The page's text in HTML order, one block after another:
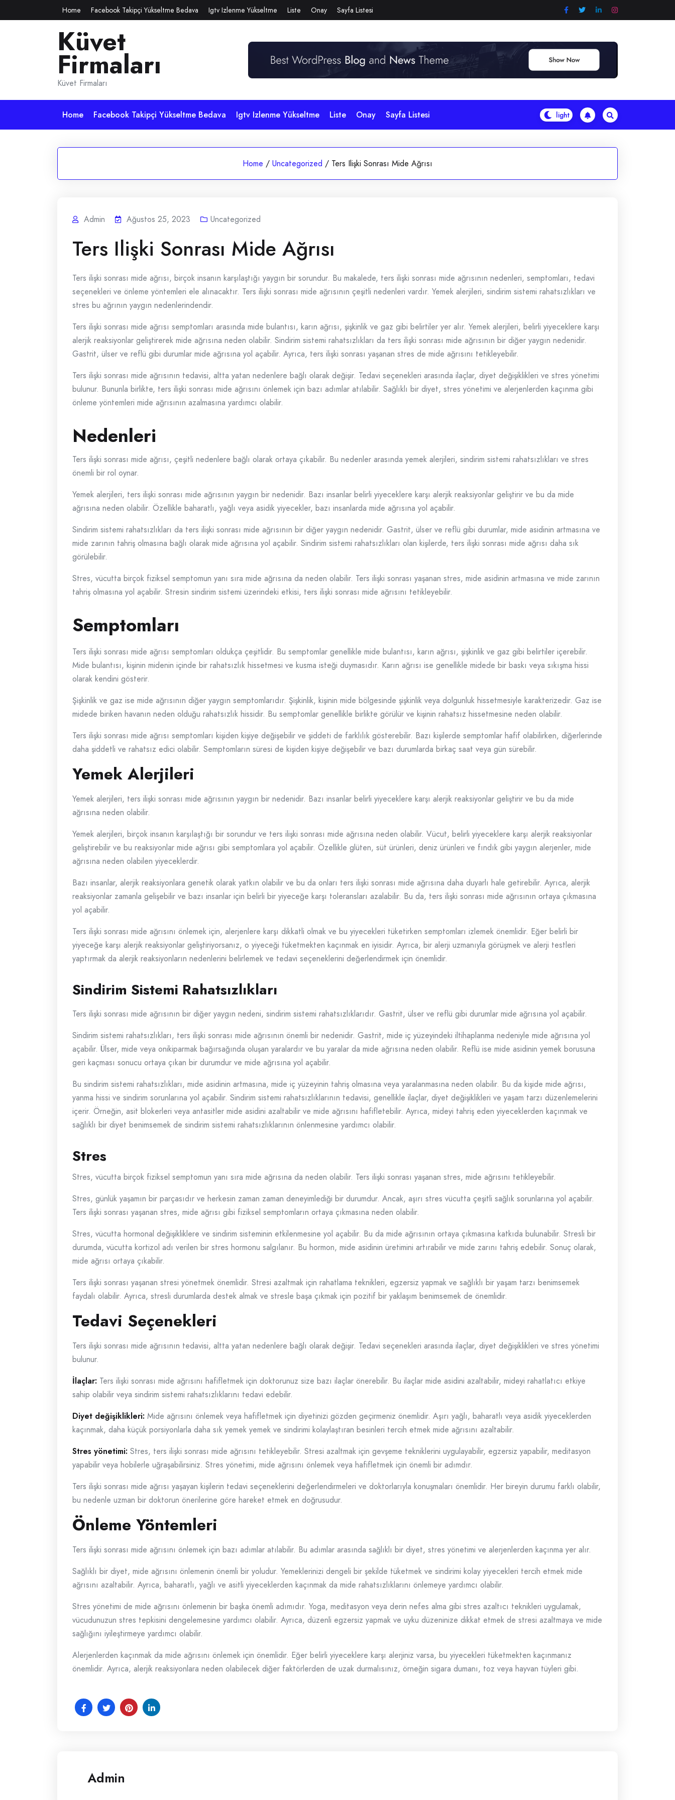
to
Home Facebook Takipçi Yükseltme Bedava Igtv Izlenme Yükseltme Liste Onay Sayfa Listesi
Küvet
Firmaları
Küvet Firmaları
Home Facebook Takipçi Yükseltme Bedava Igtv Izlenme Yükseltme Liste Onay Sayfa Listesi
Home / Uncategorized / Ters Ilişki Sonrası Mide Ağrısı
Admin Ağustos 25, 2023 Uncategorized
Ters Ilişki Sonrası Mide Ağrısı
Ters ilişki sonrası mide ağrısı, birçok insanın karşılaştığı yaygın bir sorundur. Bu makalede, ters ilişki sonrası mide ağrısının nedenleri, semptomları, tedavi
seçenekleri ve önleme yöntemleri ele alınacaktır. Ters ilişki sonrası mide ağrısının çeşitli nedenleri vardır. Yemek alerjileri, sindirim sistemi rahatsızlıkları ve
stres bu ağrının yaygın nedenlerindendir.
Ters ilişki sonrası mide ağrısı semptomları arasında mide bulantısı, karın ağrısı, şişkinlik ve gaz gibi belirtiler yer alır. Yemek alerjileri, belirli yiyeceklere karşı
alerjik reaksiyonlar geliştirerek mide ağrısına neden olabilir. Sindirim sistemi rahatsızlıkları da ters ilişki sonrası mide ağrısının bir diğer yaygın nedenidir.
Gastrit, ülser ve reflü gibi durumlar mide ağrısına yol açabilir. Ayrıca, ters ilişki sonrası yaşanan stres de mide ağrısını tetikleyebilir.
Ters ilişki sonrası mide ağrısının tedavisi, altta yatan nedenlere bağlı olarak değişir. Tedavi seçenekleri arasında ilaçlar, diyet değişiklikleri ve stres yönetimi
bulunur. Bununla birlikte, ters ilişki sonrası mide ağrısını önlemek için bazı adımlar atılabilir. Sağlıklı bir diyet, stres yönetimi ve alerjenlerden kaçınma gibi
önleme yöntemleri mide ağrısının azalmasına yardımcı olabilir.
Nedenleri
Ters ilişki sonrası mide ağrısı, çeşitli nedenlere bağlı olarak ortaya çıkabilir. Bu nedenler arasında yemek alerjileri, sindirim sistemi rahatsızlıkları ve stres
önemli bir rol oynar.
Yemek alerjileri, ters ilişki sonrası mide ağrısının yaygın bir nedenidir. Bazı insanlar belirli yiyeceklere karşı alerjik reaksiyonlar geliştirir ve bu da mide
ağrısına neden olabilir. Özellikle baharatlı, yağlı veya asidik yiyecekler, bazı insanlarda mide ağrısına yol açabilir.
Sindirim sistemi rahatsızlıkları da ters ilişki sonrası mide ağrısının bir diğer yaygın nedenidir. Gastrit, ülser ve reflü gibi durumlar, mide asidinin artmasına ve
mide zarının tahriş olmasına bağlı olarak mide ağrısına yol açabilir. Sindirim sistemi rahatsızlıkları olan kişilerde, ters ilişki sonrası mide ağrısı daha sık
görülebilir.
Stres, vücutta birçok fiziksel semptomun yanı sıra mide ağrısına da neden olabilir. Ters ilişki sonrası yaşanan stres, mide asidinin artmasına ve mide zarının
tahriş olmasına yol açabilir. Stresin sindirim sistemi üzerindeki etkisi, ters ilişki sonrası mide ağrısını tetikleyebilir.
Semptomları
Ters ilişki sonrası mide ağrısı semptomları oldukça çeşitlidir. Bu semptomlar genellikle mide bulantısı, karın ağrısı, şişkinlik ve gaz gibi belirtiler içerebilir.
Mide bulantısı, kişinin midenin içinde bir rahatsızlık hissetmesi ve kusma isteği duymasıdır. Karın ağrısı ise genellikle midede bir baskı veya sıkışma hissi
olarak kendini gösterir.
Şişkinlik ve gaz ise mide ağrısının diğer yaygın semptomlarıdır. Şişkinlik, kişinin mide bölgesinde şişkinlik veya dolgunluk hissetmesiyle karakterizedir. Gaz ise
midede biriken havanın neden olduğu rahatsızlık hissidir. Bu semptomlar genellikle birlikte görülür ve kişinin rahatsız hissetmesine neden olabilir.
Ters ilişki sonrası mide ağrısı semptomları kişiden kişiye değişebilir ve şiddeti de farklılık gösterebilir. Bazı kişilerde semptomlar hafif olabilirken, diğerlerinde
daha şiddetli ve rahatsız edici olabilir. Semptomların süresi de kişiden kişiye değişebilir ve bazı durumlarda birkaç saat veya gün sürebilir.
Yemek Alerjileri
Yemek alerjileri, ters ilişki sonrası mide ağrısının yaygın bir nedenidir. Bazı insanlar belirli yiyeceklere karşı alerjik reaksiyonlar geliştirir ve bu da mide
ağrısına neden olabilir.
Yemek alerjileri, birçok insanın karşılaştığı bir sorundur ve ters ilişki sonrası mide ağrısına neden olabilir. Vücut, belirli yiyeceklere karşı alerjik reaksiyonlar
geliştirebilir ve bu reaksiyonlar mide ağrısı gibi semptomlara yol açabilir. Özellikle glüten, süt ürünleri, deniz ürünleri ve fındık gibi yaygın alerjenler, mide
ağrısına neden olabilen yiyeceklerdir.
Bazı insanlar, alerjik reaksiyonlara genetik olarak yatkın olabilir ve bu da onları ters ilişki sonrası mide ağrısına daha duyarlı hale getirebilir. Ayrıca, alerjik
reaksiyonlar zamanla gelişebilir ve bazı insanlar için belirli bir yiyeceğe karşı toleransları azalabilir. Bu da, ters ilişki sonrası mide ağrısının ortaya çıkmasına
yol açabilir.
Ters ilişki sonrası mide ağrısını önlemek için, alerjenlere karşı dikkatli olmak ve bu yiyecekleri tüketirken semptomları izlemek önemlidir. Eğer belirli bir
yiyeceğe karşı alerjik reaksiyonlar geliştiriyorsanız, o yiyeceği tüketmekten kaçınmak en iyisidir. Ayrıca, bir alerji uzmanıyla görüşmek ve alerji testleri
yaptırmak da alerjik reaksiyonların nedenlerini belirlemek ve tedavi seçeneklerini değerlendirmek için önemlidir.
Sindirim Sistemi Rahatsızlıkları
Ters ilişki sonrası mide ağrısının bir diğer yaygın nedeni, sindirim sistemi rahatsızlıklarıdır. Gastrit, ülser ve reflü gibi durumlar mide ağrısına yol açabilir.
Sindirim sistemi rahatsızlıkları, ters ilişki sonrası mide ağrısının önemli bir nedenidir. Gastrit, mide iç yüzeyindeki iltihaplanma nedeniyle mide ağrısına yol
açabilir. Ülser, mide veya onikiparmak bağırsağında oluşan yaralardır ve bu yaralar da mide ağrısına neden olabilir. Reflü ise mide asidinin yemek borusuna
geri kaçması sonucu ortaya çıkan bir durumdur ve mide ağrısına yol açabilir.
Bu sindirim sistemi rahatsızlıkları, mide asidinin artmasına, mide iç yüzeyinin tahriş olmasına veya yaralanmasına neden olabilir. Bu da kişide mide ağrısı,
yanma hissi ve sindirim sorunlarına yol açabilir. Sindirim sistemi rahatsızlıklarının tedavisi, genellikle ilaçlar, diyet değişiklikleri ve yaşam tarzı düzenlemelerini
içerir. Örneğin, asit blokerleri veya antasitler mide asidini azaltabilir ve mide ağrısını hafifletebilir. Ayrıca, mideyi tahriş eden yiyeceklerden kaçınmak ve
sağlıklı bir diyet benimsemek de sindirim sistemi rahatsızlıklarının önlenmesine yardımcı olabilir.
Stres
Stres, vücutta birçok fiziksel semptomun yanı sıra mide ağrısına da neden olabilir. Ters ilişki sonrası yaşanan stres, mide ağrısını tetikleyebilir.
Stres, günlük yaşamın bir parçasıdır ve herkesin zaman zaman deneyimlediği bir durumdur. Ancak, aşırı stres vücutta çeşitli sağlık sorunlarına yol açabilir.
Ters ilişki sonrası yaşanan stres, mide ağrısı gibi fiziksel semptomların ortaya çıkmasına neden olabilir.
Stres, vücutta hormonal değişikliklere ve sindirim sisteminin etkilenmesine yol açabilir. Bu da mide ağrısının ortaya çıkmasına katkıda bulunabilir. Stresli bir
durumda, vücutta kortizol adı verilen bir stres hormonu salgılanır. Bu hormon, mide asidinin üretimini artırabilir ve mide zarını tahriş edebilir. Sonuç olarak,
mide ağrısı ortaya çıkabilir.
Ters ilişki sonrası yaşanan stresi yönetmek önemlidir. Stresi azaltmak için rahatlama teknikleri, egzersiz yapmak ve sağlıklı bir yaşam tarzı benimsemek
faydalı olabilir. Ayrıca, stresli durumlarda destek almak ve stresle başa çıkmak için pozitif bir yaklaşım benimsemek de önemlidir.
Tedavi Seçenekleri
Ters ilişki sonrası mide ağrısının tedavisi, altta yatan nedenlere bağlı olarak değişir. Tedavi seçenekleri arasında ilaçlar, diyet değişiklikleri ve stres yönetimi
bulunur.
İlaçlar: Ters ilişki sonrası mide ağrısını hafifletmek için doktorunuz size bazı ilaçlar önerebilir. Bu ilaçlar mide asidini azaltabilir, mideyi rahatlatıcı etkiye
sahip olabilir veya sindirim sistemi rahatsızlıklarını tedavi edebilir.
Diyet değişiklikleri: Mide ağrısını önlemek veya hafifletmek için diyetinizi gözden geçirmeniz önemlidir. Aşırı yağlı, baharatlı veya asidik yiyeceklerden
kaçınmak, daha küçük porsiyonlarla daha sık yemek yemek ve sindirimi kolaylaştıran besinleri tercih etmek mide ağrısını azaltabilir.
Stres yönetimi: Stres, ters ilişki sonrası mide ağrısını tetikleyebilir. Stresi azaltmak için gevşeme tekniklerini uygulayabilir, egzersiz yapabilir, meditasyon
yapabilir veya hobilerle uğraşabilirsiniz. Stres yönetimi, mide ağrısını önlemek veya hafifletmek için önemli bir adımdır.
Ters ilişki sonrası mide ağrısı yaşayan kişilerin tedavi seçeneklerini değerlendirmeleri ve doktorlarıyla konuşmaları önemlidir. Her bireyin durumu farklı olabilir,
bu nedenle uzman bir doktorun önerilerine göre hareket etmek en doğrusudur.
Önleme Yöntemleri
Ters ilişki sonrası mide ağrısını önlemek için bazı adımlar atılabilir. Bu adımlar arasında sağlıklı bir diyet, stres yönetimi ve alerjenlerden kaçınma yer alır.
Sağlıklı bir diyet, mide ağrısını önlemenin önemli bir yoludur. Yemeklerinizi dengeli bir şekilde tüketmek ve sindirimi kolay yiyecekleri tercih etmek mide
ağrısını azaltabilir. Ayrıca, baharatlı, yağlı ve asitli yiyeceklerden kaçınmak da mide rahatsızlıklarını önlemeye yardımcı olabilir.
Stres yönetimi de mide ağrısını önlemenin bir başka önemli adımıdır. Yoga, meditasyon veya derin nefes alma gibi stres azaltıcı teknikleri uygulamak,
vücudunuzun stres tepkisini dengelemesine yardımcı olabilir. Ayrıca, düzenli egzersiz yapmak ve uyku düzeninize dikkat etmek de stresi azaltmaya ve mide
sağlığını iyileştirmeye yardımcı olabilir.
Alerjenlerden kaçınmak da mide ağrısını önlemek için önemlidir. Eğer belirli yiyeceklere karşı alerjiniz varsa, bu yiyecekleri tüketmekten kaçınmanız
önemlidir. Ayrıca, alerjik reaksiyonlara neden olabilecek diğer faktörlerden de uzak durmalısınız, örneğin sigara dumanı, toz veya hayvan tüyleri gibi.
Admin